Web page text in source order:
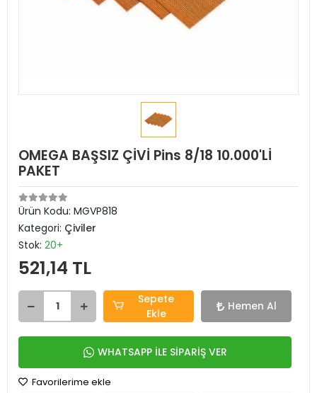
OMEGA BAŞSIZ ÇİVİ Pins 8/18 10.000'Lİ
PAKET
Ürün Kodu: MGVP818
Kategori: Çiviler
Stok: 20+
521,14 TL
Sepete
Ekle
Hemen Al
WHATSAPP İLE SİPARİŞ VER
Favorilerime ekle